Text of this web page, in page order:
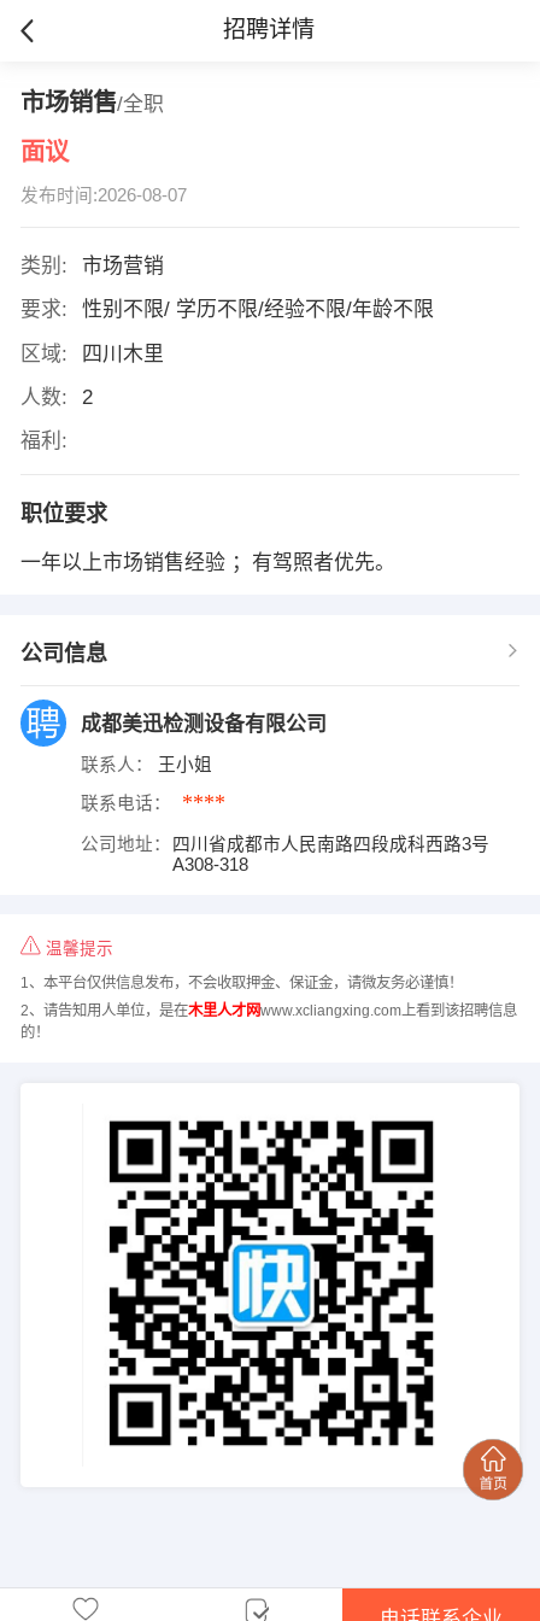
招聘详情
市场销售/全职
面议
发布时间:2026-08-07
类别:
市场营销
要求:
性别不限/ 学历不限/经验不限/年龄不限
区域:
四川木里
人数:
2
福利:
职位要求
一年以上市场销售经验 ；有驾照者优先。
公司信息
成都美迅检测设备有限公司
联系人： 王小姐
联系电话： ****
公司地址：
四川省成都市人民南路四段成科西路3号
A308-318
温馨提示
1、本平台仅供信息发布，不会收取押金、保证金，请微友务必谨慎！
2、请告知用人单位，是在木里人才网www.xcliangxing.com上看到该招聘信息
的！